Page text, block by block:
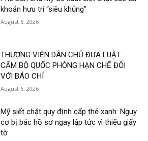
khoản hưu trí “siêu khủng”
August 6, 2026
THƯỢNG VIỆN DÂN CHỦ ĐƯA LUẬT
CẤM BỘ QUỐC PHÒNG HẠN CHẾ ĐỐI
VỚI BÁO CHÍ
August 6, 2026
Mỹ siết chặt quy định cấp thẻ xanh: Nguy
cơ bị bác hồ sơ ngay lập tức vì thiếu giấy
tờ